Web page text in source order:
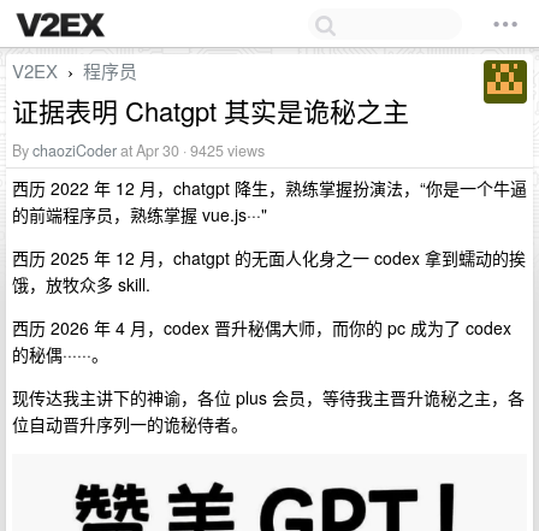
V2EX › 程序员
证据表明 Chatgpt 其实是诡秘之主
BychaoziCoderat Apr 30 · 9425 views
西历 2022 年 12 月，chatgpt 降生，熟练掌握扮演法，“你是一个牛逼
的前端程序员，熟练掌握 vue.js···"
西历 2025 年 12 月，chatgpt 的无面人化身之一 codex 拿到蠕动的挨
饿，放牧众多 skill.
西历 2026 年 4 月，codex 晋升秘偶大师，而你的 pc 成为了 codex
的秘偶······。
现传达我主讲下的神谕，各位 plus 会员，等待我主晋升诡秘之主，各
位自动晋升序列一的诡秘侍者。